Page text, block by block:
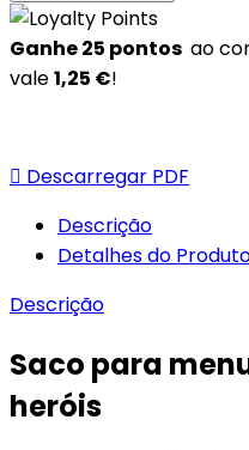
Ganhe25 pontos ao
vale1,25 €!
 Descarregar PDF
Descrição
Detalhes do
Descrição
Saco para
heróis